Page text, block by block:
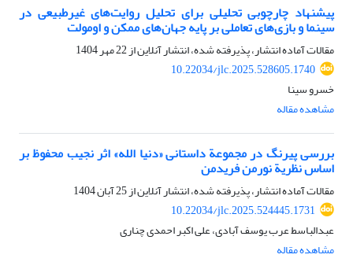
پیشنهاد چارچوبی تحلیلی برای تحلیل روایت‌های غیرطبیعی در
سینما و بازی‌های تعاملی بر پایه جهان‌های ممکن و اومولت
مقالات آماده انتشار، پذیرفته شده، انتشار آنلاین از22 مهر 1404
10.22034/jlc.2025.528605.1740
خسرو سینا
مشاهده مقاله
بررسی پیرنگ در مجموعة داستانی «دنیا الله» اثر نجیب محفوظ بر
اساس نظریة نورمن فریدمن
مقالات آماده انتشار، پذیرفته شده، انتشار آنلاین از25 آبان 1404
10.22034/jlc.2025.524445.1731
عبدالباسط عرب یوسف آبادی، علی اکبر احمدی چناری
مشاهده مقاله